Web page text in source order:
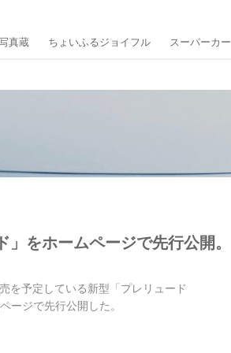
真蔵 ちょいふるジョイフル スーパーカー
をホームページで先行公開。
を予定している新型「プレリュード
ージで先行公開した。